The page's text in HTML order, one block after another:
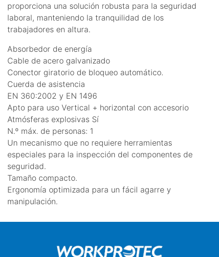
proporciona una solución robusta para la seguridad
laboral, manteniendo la tranquilidad de los
trabajadores en altura.
Absorbedor de energía
Cable de acero galvanizado
Conector giratorio de bloqueo automático.
Cuerda de asistencia
EN 360:2002 y EN 1496
Apto para uso Vertical + horizontal con accesorio
Atmósferas explosivas Sí
N.º máx. de personas: 1
Un mecanismo que no requiere herramientas
especiales para la inspección del componentes de
seguridad.
Tamaño compacto.
Ergonomía optimizada para un fácil agarre y
manipulación.